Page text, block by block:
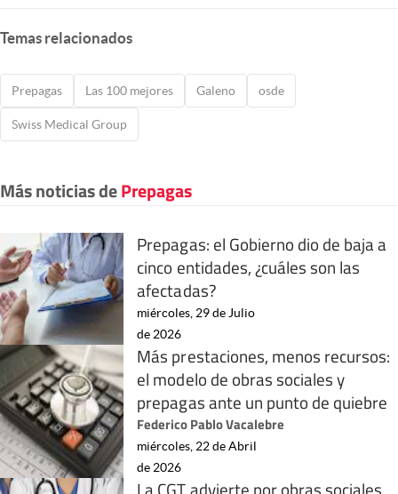
Temas relacionados
Prepagas Las 100 mejores Galeno osde
Swiss Medical Group
Más noticias dePrepagas
Prepagas: el Gobierno dio de baja a
cinco entidades, ¿cuáles son las
afectadas?
miércoles, 29 de Julio
de 2026
Más prestaciones, menos recursos:
el modelo de obras sociales y
prepagas ante un punto de quiebre
Federico Pablo Vacalebre
miércoles, 22 de Abril
de 2026